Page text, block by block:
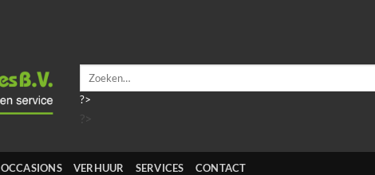
Zoeken
?>
?>
OCCASIONS VERHUUR SERVICES CONTACT